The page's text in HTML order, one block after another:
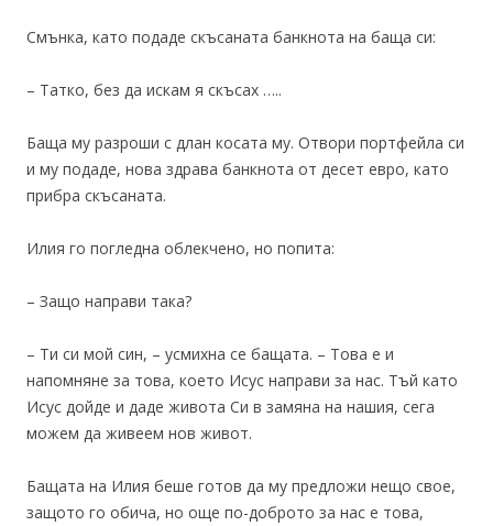
Смънка, като подаде скъсаната банкнота на баща си:
– Татко, без да искам я скъсах …..
Баща му разроши с длан косата му. Отвори портфейла си
и му подаде, нова здрава банкнота от десет евро, като
прибра скъсаната.
Илия го погледна облекчено, но попита:
– Защо направи така?
– Ти си мой син, – усмихна се бащата. – Това е и
напомняне за това, което Исус направи за нас. Тъй като
Исус дойде и даде живота Си в замяна на нашия, сега
можем да живеем нов живот.
Бащата на Илия беше готов да му предложи нещо свое,
защото го обича, но още по-доброто за нас е това,